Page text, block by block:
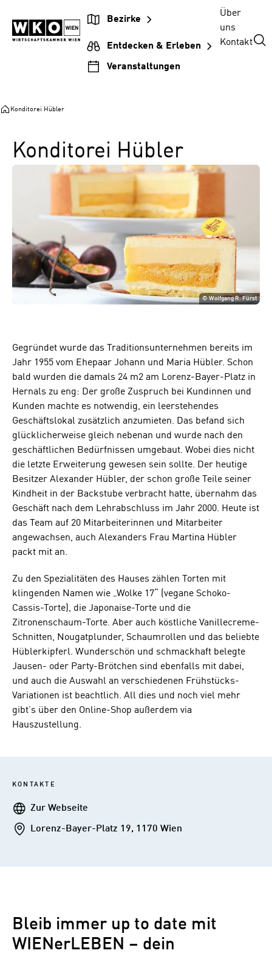
Inhalt
springen
Hauptnavigation
springen
Footer
springen
Bezirke
Entdecken & Erleben
Veranstaltungen
Über
uns
Kontakt
Konditorei Hübler
Konditorei Hübler
©Wolfgang R. Fürst
Gegründet wurde das Traditionsunternehmen bereits im
Jahr 1955 vom Ehepaar Johann und Maria Hübler. Schon
bald wurden die damals 24 m2 am Lorenz-Bayer-Platz in
Hernals zu eng: Der große Zuspruch bei Kundinnen und
Kunden machte es notwendig, ein leerstehendes
Geschäftslokal zusätzlich anzumieten. Das befand sich
glücklicherweise gleich nebenan und wurde nach den
geschäftlichen Bedürfnissen umgebaut. Wobei dies nicht
die letzte Erweiterung gewesen sein sollte. Der heutige
Besitzer Alexander Hübler, der schon große Teile seiner
Kindheit in der Backstube verbracht hatte, übernahm das
Geschäft nach dem Lehrabschluss im Jahr 2000. Heute ist
das Team auf 20 Mitarbeiterinnen und Mitarbeiter
angewachsen, auch Alexanders Frau Martina Hübler
packt mit an.
Zu den Spezialitäten des Hauses zählen Torten mit
klingenden Namen wie „Wolke 17“ (vegane Schoko-
Cassis-Torte), die Japonaise-Torte und die
Zitronenschaum-Torte. Aber auch köstliche Vanillecreme-
Schnitten, Nougatplunder, Schaumrollen und das beliebte
Hüblerkipferl. Wunderschön und schmackhaft belegte
Jausen- oder Party-Brötchen sind ebenfalls mit dabei,
und auch die Auswahl an verschiedenen Frühstücks-
Variationen ist beachtlich. All dies und noch viel mehr
gibt’s über den Online-Shop außerdem via
Hauszustellung.
KONTAKTE
WebseiteZur Webseite
AddresseLorenz-Bayer-Platz 19, 1170 Wien
Bleib immer up to date mit
WIENerLEBEN – dein